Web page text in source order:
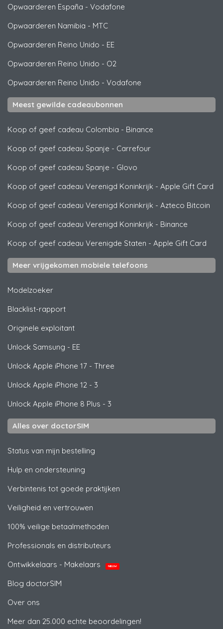
Opwaarderen España - Vodafone
Opwaarderen Namibia - MTC
Opwaarderen Reino Unido - EE
Opwaarderen Reino Unido - O2
Opwaarderen Reino Unido - Vodafone
Meest gewilde cadeaubonnen
Koop of geef cadeau Colombia - Binance
Koop of geef cadeau Spanje - Carrefour
Koop of geef cadeau Spanje - Glovo
Koop of geef cadeau Verenigd Koninkrijk - Apple Gift Card
Koop of geef cadeau Verenigd Koninkrijk - Azteco Bitcoin
Koop of geef cadeau Verenigd Koninkrijk - Binance
Koop of geef cadeau Verenigde Staten - Apple Gift Card
Meer vrijgekomen mobiele telefoons
Modelzoeker
Blacklist-rapport
Originele exploitant
Unlock Samsung - EE
Unlock Apple iPhone 17 - Three
Unlock Apple iPhone 12 - 3
Unlock Apple iPhone 8 Plus - 3
Alles over doctorSIM
Status van mijn bestelling
Hulp en ondersteuning
Verbintenis tot goede praktijken
Veiligheid en vertrouwen
100% veilige betaalmethoden
Professionals en distributeurs
Ontwikkelaars - Makelaars
NIEUW
Blog doctorSIM
Over ons
Meer dan 25.000 echte beoordelingen!